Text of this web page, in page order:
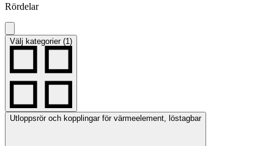
Rördelar
Välj kategorier (1)
Utloppsrör och kopplingar för värmeelement, löstagbar